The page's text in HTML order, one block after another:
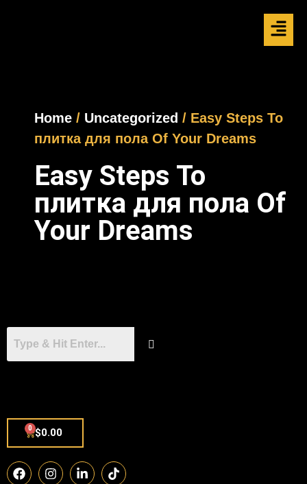
Home / Uncategorized / Easy Steps To
плитка для пола Of Your Dreams
Easy Steps To
плитка для пола Of
Your Dreams
$0.00
0